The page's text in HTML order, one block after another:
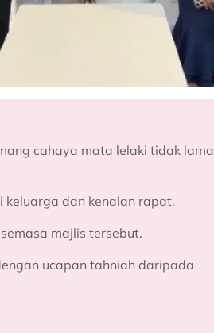
cahaya mata lelaki tidak lama
keluarga dan kenalan rapat.
majlis tersebut.
ucapan tahniah daripada